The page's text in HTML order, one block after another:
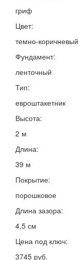
гриф
Цвет:
темно-коричневый
Фундамент:
ленточный
Тип:
евроштакетник
Высота:
2 м
Длина:
39 м
Покрытие:
порошковое
Длина зазора:
4,5 см
Цена под ключ:
3745 руб.